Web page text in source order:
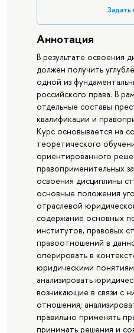
Задать
Аннотация
В результате освоения
должен получить
одной из
российского права. В
отдельные составы
квалификации и
Курс основывается на
теоретического
ориентированного
правоприменительных
освоения дисциплины
основные положения
отраслевой
содержание основных
институтов, правовых
правоотношений в
оперировать в
юридическими
анализировать
возникающие в связи с
отношения;
правильно применять
принимать решения и